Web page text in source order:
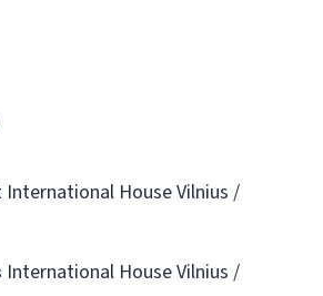
House Vilnius /
International House Vilnius /